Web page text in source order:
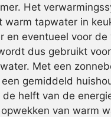
Het
warm tapwater in
en eventueel voor de
dus gebruikt
Met een
gemiddeld
de helft van de
van warm